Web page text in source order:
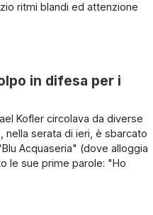
ritmi blandi ed attenzione
in difesa per i
Kofler circolava da diverse
serata di ieri, è sbarcato
Acquaseria" (dove alloggia
le sue prime parole: "Ho